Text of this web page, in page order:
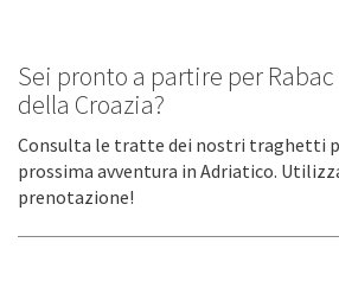
Sei pronto a partire per
della Croazia?
Consulta le tratte dei nostri traghetti
prossima avventura in Adriatico.
prenotazione!